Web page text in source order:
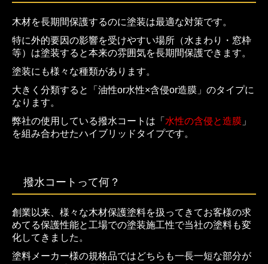
壁・天井板
フリー板・棚板
階段・枠造作材
外装材
「燻-IBUSHI-」製品
階段・枠造作材
外装材
木材を長期間保護するのに塗装は最適な対策です。
特に外的要因の影響を受けやすい場所（水まわり・窓枠
等）は塗装すると本来の雰囲気を長期間保護できます。
塗装にも様々な種類があります。
大きく分類すると「油性or水性×含侵or造膜」のタイプに
なります。
弊社の使用している撥水コートは「 水性の含侵と造膜 」
を組み合わせたハイブリッドタイプです。
撥水コートって何？
創業以来、様々な木材保護塗料を扱ってきてお客様の求
めてる保護性能と工場での塗装施工性で当社の塗料も変
化してきました。
塗料メーカー様の規格品ではどちらも一長一短な部分が